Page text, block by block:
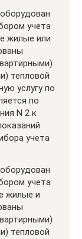
учета
жилые или
тепловой
услугу по
по
N 2 к
учета
учета
жилые и
тепловой